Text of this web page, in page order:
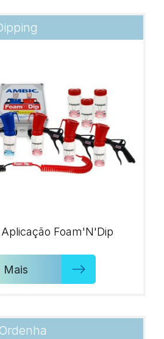
Foam'N'Dip
Mais